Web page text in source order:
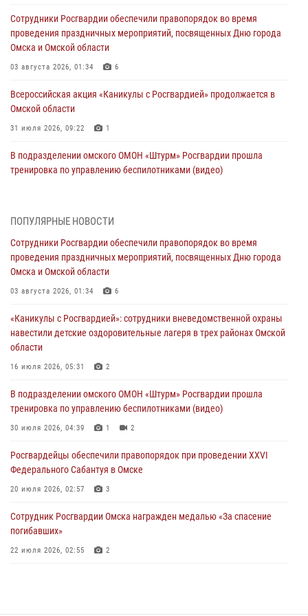
Сотрудники Росгвардии обеспечили правопорядок во время
проведения праздничных мероприятий, посвященных Дню города
Омска и Омской области
03 августа 2026, 01:34 6
Всероссийская акция «Каникулы с Росгвардией» продолжается в
Омской области
31 июля 2026, 09:22 1
В подразделении омского ОМОН «Штурм» Росгвардии прошла
тренировка по управлению беспилотниками (видео)
Росгвардия обеспечила безопасность уникального передвижного
29 июля 2026, 01:49
Росгвардейцы приняли участие в крестном ходе в День крещения
Руси в Омске
При содействии спецназа Росгвардии пресечены нарушения
миграционного законодательства в Омске (видео)
27 июля 2026, 07:54
Росгвардия обеспечила правопорядок на концерте группы IOWA в
Омске
27 июля 2026, 01:42
ПОПУЛЯРНЫЕ НОВОСТИ
Сотрудники Росгвардии обеспечили правопорядок во время
проведения праздничных мероприятий, посвященных Дню города
Омска и Омской области
03 августа 2026, 01:34 6
«Каникулы с Росгвардией»: сотрудники вневедомственной охраны
навестили детские оздоровительные лагеря в трех районах Омской
области
16 июля 2026, 05:31 2
В подразделении омского ОМОН «Штурм» Росгвардии прошла
тренировка по управлению беспилотниками (видео)
30 июля 2026, 04:39 1 2
Росгвардейцы обеcпечили правопорядок при проведении XXVI
Федерального Сабантуя в Омске
20 июля 2026, 02:57 3
Сотрудник Росгвардии Омска награжден медалью «За спасение
погибавших»
22 июля 2026, 02:55 2